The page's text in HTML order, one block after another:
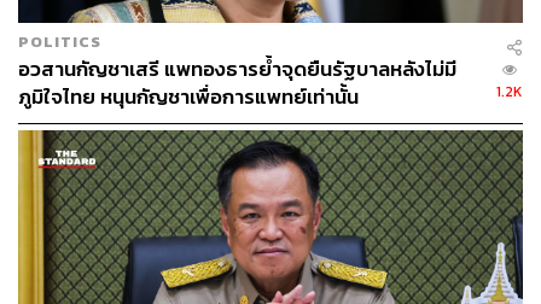
POLITICS
อวสานกัญชาเสรี แพทองธารย้ำจุดยืนรัฐบาลหลังไม่มี
ภูมิใจไทย หนุนกัญชาเพื่อการแพทย์เท่านั้น
1.2K